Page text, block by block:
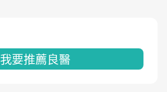
我要推薦良醫